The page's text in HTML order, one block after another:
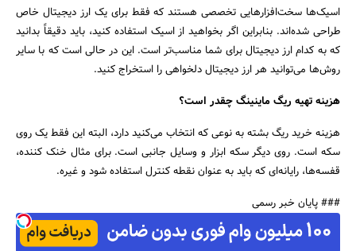
اسیک‌ها سخت‌افزارهایی تخصصی هستند که فقط برای یک ارز دیجیتال خاص
طراحی شده‌اند. بنابراین اگر بخواهید از اسیک استفاده کنید، باید دقیقاً بدانید
که به کدام ارز دیجیتال برای شما مناسب‌تر است. این در حالی است که با سایر
روش‌ها می‌توانید هر ارز دیجیتال دلخواهی را استخراج کنید.
هزینه تهیه ریگ ماینینگ چقدر است؟
هزینه خرید ریگ بشته به نوعی که انتخاب می‌کنید دارد، البته این فقط یک روی
سکه است. روی دیگر سکه ابزار و وسایل جانبی است. برای مثال خنک کننده،
قفسه‌ها، رایانه‌ای که باید به عنوان نقطه کنترل استفاده شود و غیره.
### پایان خبر رسمی